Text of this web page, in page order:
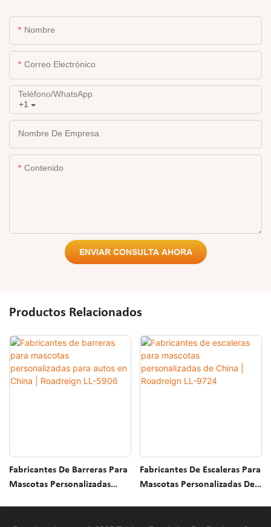
Nombre
Correo Electrónico
+1
Teléfono/WhatsApp
Nombre De Empresa
Contenido
ENVIAR CONSULTA AHORA
Productos Relacionados
Fabricantes De Barreras Para
Mascotas Personalizadas
Fabricantes De Escaleras Para
Mascotas Personalizadas De